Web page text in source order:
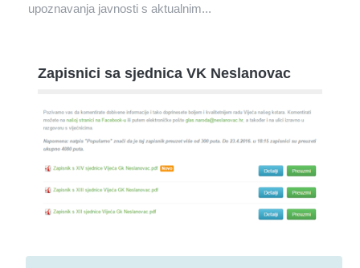
upoznavanja javnosti s aktualnim...
Zapisnici sa sjednica VK Neslanovac